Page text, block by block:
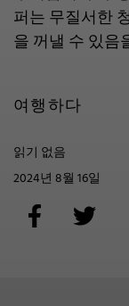
퍼는 무질서한
을 꺼낼 수 있음
여행하다
읽기 없음
2024년 8월 16일